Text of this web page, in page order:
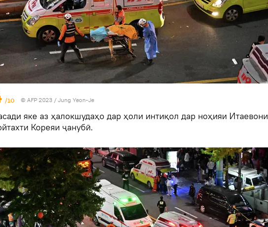
/10 © AFP 2023 / Jung Yeon-Je
яке аз ҳалокшудаҳо дар ҳоли интиқол дар ноҳияи Итаевони
Кореяи ҷанубӣ.